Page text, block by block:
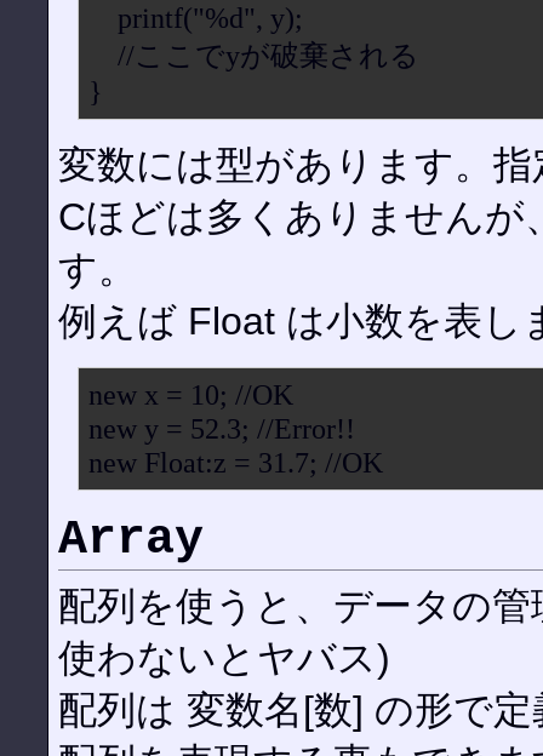
printf("%d", y);
//ここでyが破棄される
}
変数には型があります。
Cほどは多くありませんが
す。
例えば Float は小数を表し
new x = 10; //OK
new y = 52.3; //Error!!
new Float:z = 31.7; //OK
Array
配列を使うと、データの
使わないとヤバス)
配列は 変数名[数] の形で